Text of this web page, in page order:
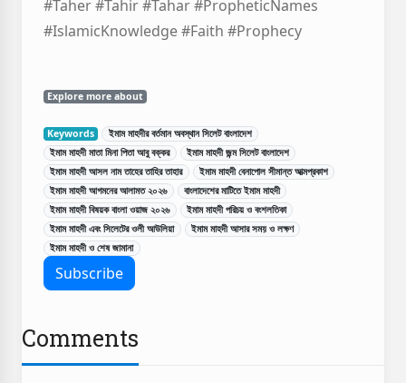
#Taher#Tahir#Tahar#PropheticNames
#IslamicKnowledge#Faith #Prophecy
Explore more about
Keywords
ইমাম মাহদীর বর্তমান অবস্থান সিলেট বাংলাদেশ
ইমাম মাহদী মাতা মিনা পিতা আবু বক্কর
ইমাম মাহদী জন্ম সিলেট বাংলাদেশ
ইমাম মাহদী আসল নাম তাহের তাহির তাহার
ইমাম মাহদী বেনাপোল সীমান্ত আত্মপ্রকাশ
ইমাম মাহদী আগমনের আলামত ২০২৬
বাংলাদেশের মাটিতে ইমাম মাহদী
ইমাম মাহদী বিষয়ক বাংলা ওয়াজ ২০২৬
ইমাম মাহদী পরিচয় ও বংশলতিকা
ইমাম মাহদী এবং সিলেটের ওলী আউলিয়া
ইমাম মাহদী আসার সময় ও লক্ষণ
ইমাম মাহদী ও শেষ জামানা
Comments